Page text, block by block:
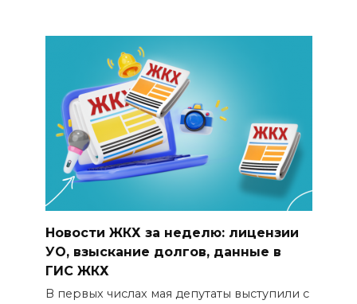
Новости ЖКХ за неделю: лицензии
УО, взыскание долгов, данные в
ГИС ЖКХ
В первых числах мая депутаты выступили с